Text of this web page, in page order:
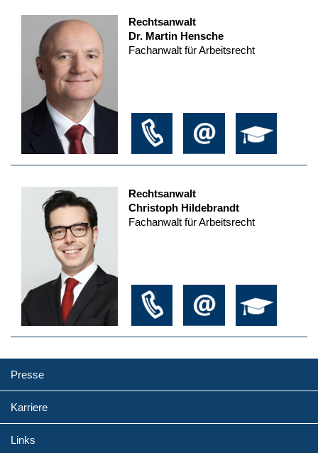
Rechtsanwalt
Dr. Martin Hensche
Fachanwalt für Arbeitsrecht
Rechtsanwalt
Christoph Hildebrandt
Fachanwalt für Arbeitsrecht
Presse
Karriere
Links